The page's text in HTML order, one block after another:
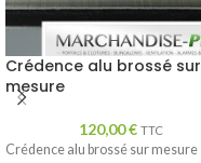
Crédence alu brossé sur
mesure
120,00€ TTC
Crédence alu brossé sur mesure